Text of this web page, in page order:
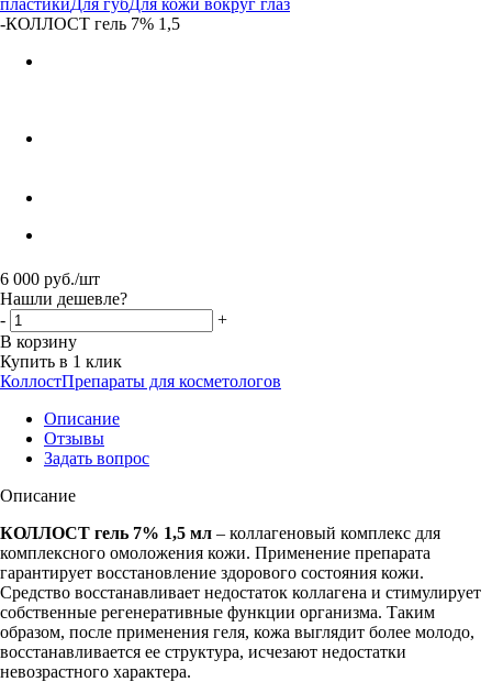
-КОЛЛОСТ гель 7% 1,5
6 000 руб./шт
Нашли дешевле?
-
+
В корзину
Купить в 1 клик
КоллостПрепараты для косметологов
Описание
Отзывы
Задать вопрос
Описание
КОЛЛОСТ гель 7% 1,5 мл – коллагеновый комплекс для
комплексного омоложения кожи. Применение препарата
гарантирует восстановление здорового состояния кожи.
Средство восстанавливает недостаток коллагена и стимулирует
собственные регенеративные функции организма. Таким
образом, после применения геля, кожа выглядит более молодо,
восстанавливается ее структура, исчезают недостатки
невозрастного характера.